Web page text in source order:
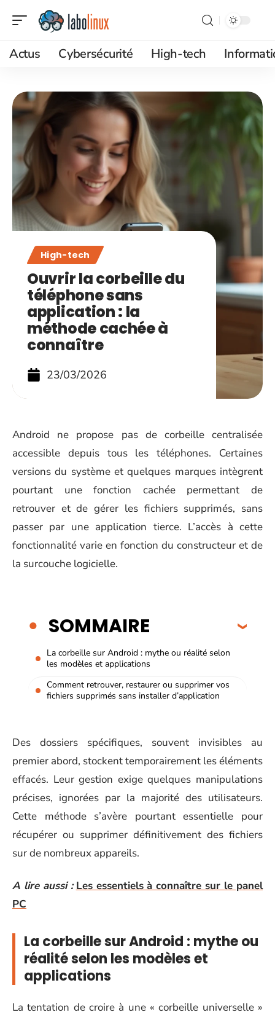
Actus Cybersécurité High-tech
High-tech
Ouvrir la corbeille du
téléphone sans
application : la
méthode cachée à
connaître
23/03/2026
Android ne propose pas de corbeille centralisée
accessible depuis tous les téléphones. Certaines
versions du système et quelques marques intègrent
pourtant une fonction cachée permettant de
retrouver et de gérer les fichiers supprimés, sans
passer par une application tierce. L’accès à cette
fonctionnalité varie en fonction du constructeur et de
la surcouche logicielle.
SOMMAIRE
La corbeille sur Android : mythe ou réalité selon
les modèles et applications
Comment retrouver, restaurer ou supprimer vos
fichiers supprimés sans installer d’application
Des dossiers spécifiques, souvent invisibles au
premier abord, stockent temporairement les éléments
effacés. Leur gestion exige quelques manipulations
précises, ignorées par la majorité des utilisateurs.
Cette méthode s’avère pourtant essentielle pour
récupérer ou supprimer définitivement des fichiers
sur de nombreux appareils.
A lire aussi : Les essentiels à connaître sur le panel
PC
La corbeille sur Android : mythe ou
réalité selon les modèles et
applications
La tentation de croire à une « corbeille universelle »